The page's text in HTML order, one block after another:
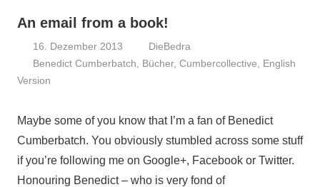
An email from a book!
16. Dezember 2013
DieBedra
Benedict Cumberbatch
Bücher,Cumbercollective
English
Version
Maybe some of you know that I’m a fan of Benedict
Cumberbatch. You obviously stumbled across some stuff
if you’re following me on Google+, Facebook or Twitter.
Honouring Benedict – who is very fond of